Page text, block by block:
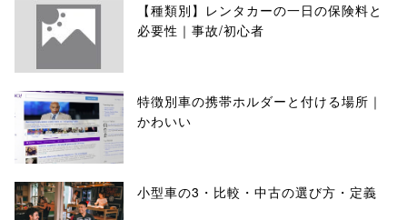
【種類別】レンタカーの一日の保険料と
必要性｜事故/初心者
特徴別車の携帯ホルダーと付ける場所｜
かわいい
小型車の3・比較・中古の選び方・定義